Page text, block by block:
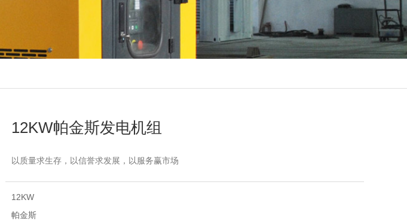
12KW帕金斯发电机组
以质量求生存，以信誉求发展，以服务赢市场
12KW
帕金斯